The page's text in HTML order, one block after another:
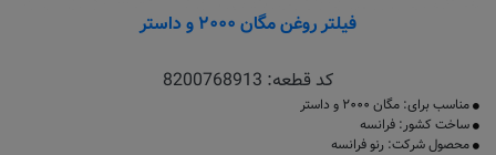
فیلتر روغن مگان ۲۰۰۰ و داستر
کد قطعه: 8200768913
مناسب برای: مگان ۲۰۰۰ و داستر
ساخت کشور: فرانسه
محصول شرکت: رنو فرانسه